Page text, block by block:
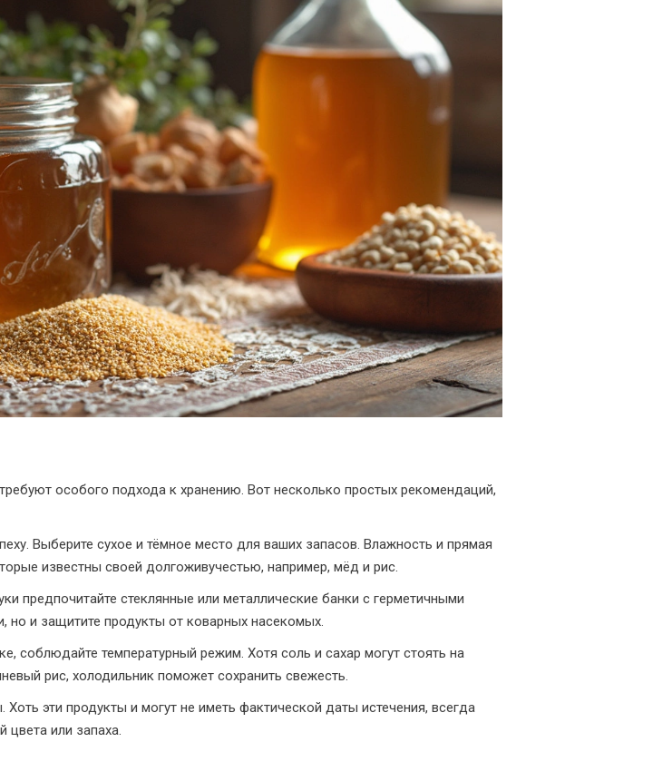
требуют особого подхода к хранению. Вот несколько простых рекомендаций,
Выберите сухое и тёмное место для ваших запасов. Влажность и прямая
известны своей долгоживучестью, например, мёд и рис.
предпочитайте стеклянные или металлические банки с герметичными
но и защитите продукты от коварных насекомых.
соблюдайте температурный режим. Хотя соль и сахар могут стоять на
рис, холодильник поможет сохранить свежесть.
эти продукты и могут не иметь фактической даты истечения, всегда
цвета или запаха.